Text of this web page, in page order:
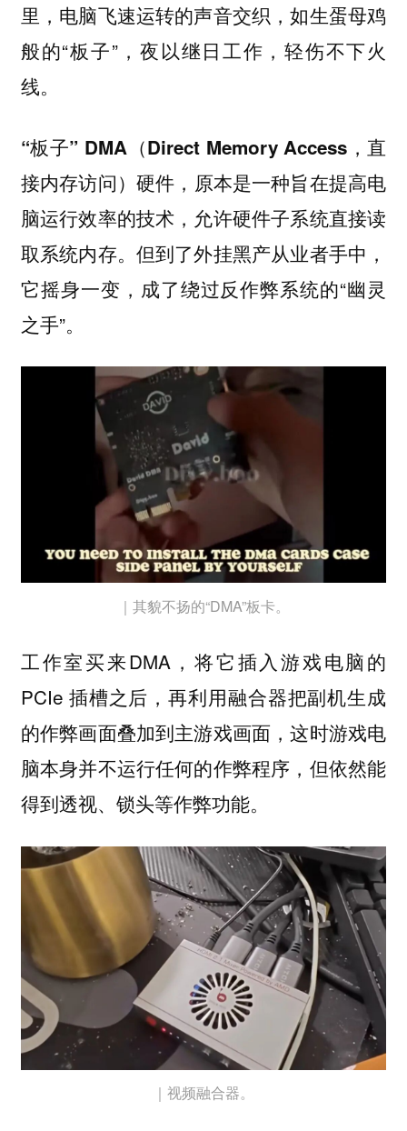
里，电脑飞速运转的声音交织，如生蛋母鸡
般的“板子”，夜以继日工作，轻伤不下火
线。
“板子” DMA（Direct Memory Access，直
接内存访问）硬件 ，原本是一种旨在提高电
脑运行效率的技术，允许硬件子系统直接读
取系统内存。但到了外挂黑产从业者手中，
它摇身一变，成了绕过反作弊系统的“幽灵
之手”。
｜其貌不扬的“DMA”板卡。
工作室买来DMA，将它插入游戏电脑的
PCIe 插槽之后，再利用融合器把副机生成
的作弊画面叠加到主游戏画面，这时游戏电
脑本身并不运行任何的作弊程序，但依然能
得到透视、锁头等作弊功能。
｜视频融合器。